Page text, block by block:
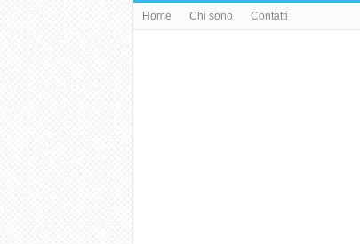
Home Chi sono Contatti